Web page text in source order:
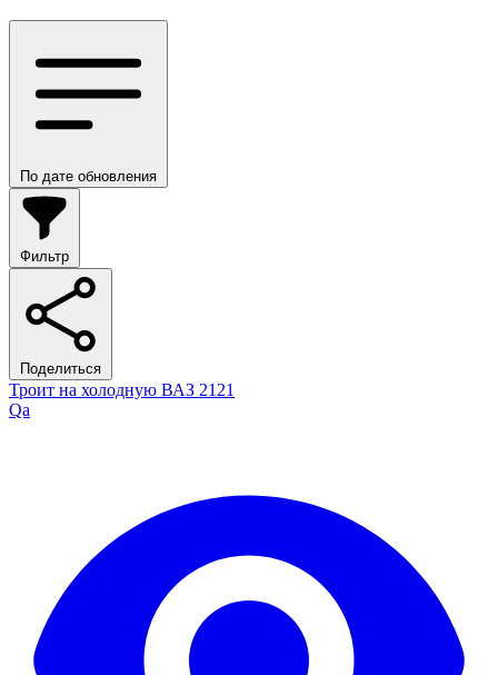
По дате обновления
Фильтр
Поделиться
Троит на холодную ВАЗ 2121
Qa